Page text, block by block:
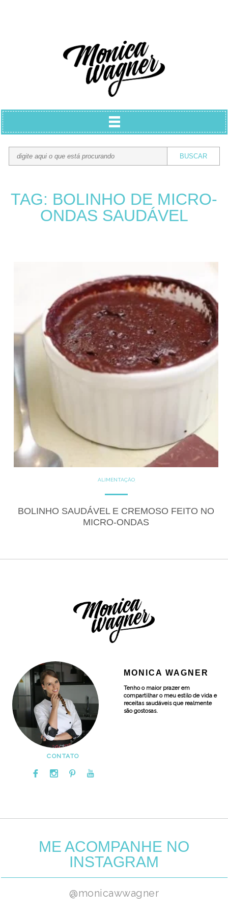
TAG: BOLINHO DE MICRO-
ONDAS SAUDÁVEL
ALIMENTAÇÃO
DICAS DE ALIMENTAÇÃO
LACTOSE FREE
RECEITAS
RECEITAS DOCES
BOLINHO SAUDÁVEL E CREMOSO FEITO NO
MICRO-ONDAS
MONICA WAGNER
Tenho o maior prazer em
compartilhar o meu estilo de vida e
receitas saudáveis que realmente
são gostosas.
CONTATO
ME ACOMPANHE NO
INSTAGRAM
@monicawwagner